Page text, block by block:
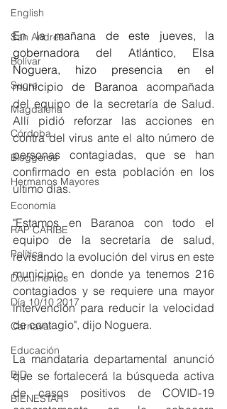
English
San Andres
Bolívar
Sucre
Magdalena
Córdoba
Bloggeros
Hermanos Mayores
Economía
RAP CARIBE
Política
Documentos
Día 10/10 2017
Carnaval
Educación
BID
BIENESTAR
En la mañana de este jueves, la
gobernadora del Atlántico, Elsa
Noguera, hizo presencia en el
municipio de Baranoa acompañada
del equipo de la secretaría de Salud.
Allí pidió reforzar las acciones en
contra del virus ante el alto número de
personas contagiadas, que se han
confirmado en esta población en los
último días.
"Estamos en Baranoa con todo el
equipo de la secretaría de salud,
revisando la evolución del virus en este
municipio, en donde ya tenemos 216
contagiados y se requiere una mayor
intervención para reducir la velocidad
de contagio", dijo Noguera.
La mandataria departamental anunció
que se fortalecerá la búsqueda activa
de casos positivos de COVID-19